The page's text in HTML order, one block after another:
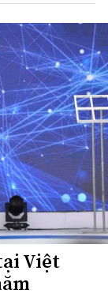
Việt